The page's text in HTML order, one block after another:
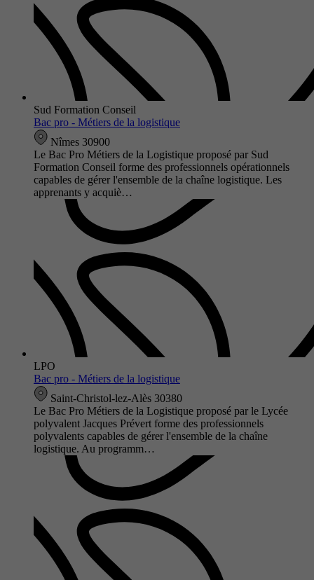
Sud Formation Conseil
Bac pro - Métiers de la logistique
Nîmes 30900
Le Bac Pro Métiers de la Logistique proposé par Sud
Formation Conseil forme des professionnels opérationnels
capables de gérer l'ensemble de la chaîne logistique. Les
apprenants y acquiè…
LPO
Bac pro - Métiers de la logistique
Saint-Christol-lez-Alès 30380
Le Bac Pro Métiers de la Logistique proposé par le Lycée
polyvalent Jacques Prévert forme des professionnels
polyvalents capables de gérer l'ensemble de la chaîne
logistique. Au programm…